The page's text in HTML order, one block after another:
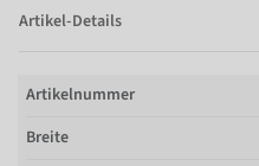
Artikel-Details
Artikelnummer
Breite